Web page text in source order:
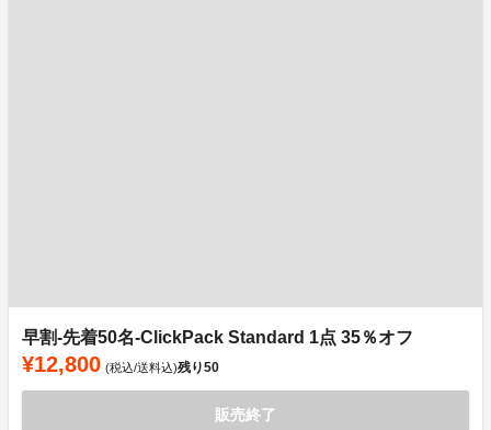
早割-先着50名-ClickPack Standard 1点 35％オフ
¥12,800 (税込/送料込)残り50
販売終了